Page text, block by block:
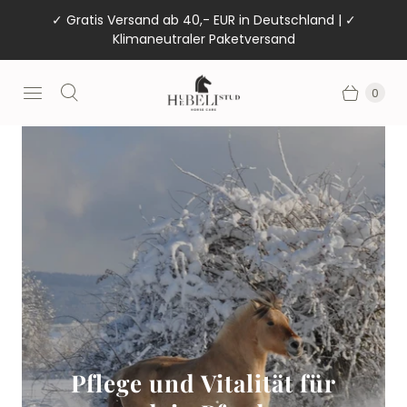
✓ Gratis Versand ab 40,- EUR in Deutschland | ✓
Klimaneutraler Paketversand
0
Pflege und Vitalität für
Pflege und Vitalität für